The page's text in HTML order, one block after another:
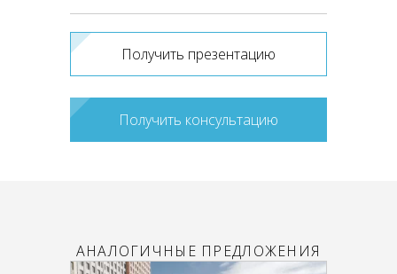
Получить презентацию
Получить консультацию
АНАЛОГИЧНЫЕ ПРЕДЛОЖЕНИЯ